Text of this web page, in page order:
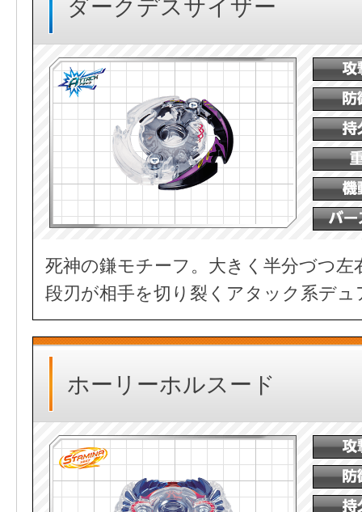
ダークデスサイザー
死神の鎌モチーフ。大きく半分づつ
段刃が相手を切り裂くアタック系デ
ホーリーホルスード